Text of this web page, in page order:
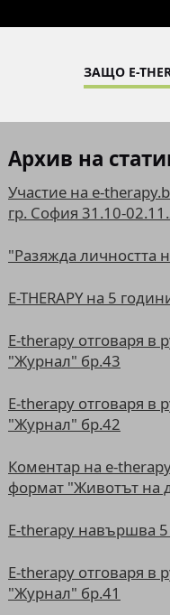
ЗАЩО E-
Архив на
Участие на e-
гр. София 31.10-
"Разяжда личността
E-THERAPY на 5
E-therapy отговаря в
"Журнал" бр.43
E-therapy отговаря в
"Журнал" бр.42
Коментар на e-
формат "Животът на
E-therapy навършва
E-therapy отговаря в
"Журнал" бр.41